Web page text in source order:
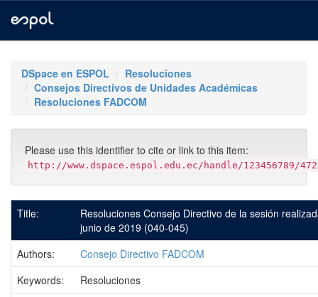
navigationDSpace en ESPOL
Resoluciones
Consejos Directivos de Unidades Académicas
Resoluciones FADCOM
Please use this identifier to cite or link to this item:
http://www.dspace.espol.edu.ec/handle/123456789/
Title:
Resoluciones Consejo Directivo de la sesión
junio de 2019 (040-045)
Authors:
Consejo Directivo FADCOM
Keywords:
Resoluciones